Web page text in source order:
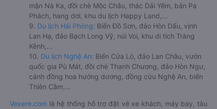
mận Nà Ka, đồi chè Mộc Châu, thác Dải Yếm, bản Pa
Phách, hang dơi, khu du lịch Happy Land,...
9. Du lịch Hải Phòng: Biển Đồ Sơn, đảo Hòn Dấu, vịnh
Lan Hạ, đảo Bạch Long Vỹ, núi Voi, khu di tích Tràng
Kênh,...
10. Du lịch Nghệ An: Biển Cửa Lò, đảo Lan Châu, vườn
quốc gia Pù Mát, đồi chè Thanh Chương, đảo Hòn Ngư,
cánh đồng hoa hướng dương, đồng cừu Nghệ An, biển
Thiên Cầm,...
Vexere.com là hệ thống hỗ trợ đặt vé xe khách, máy bay, tàu